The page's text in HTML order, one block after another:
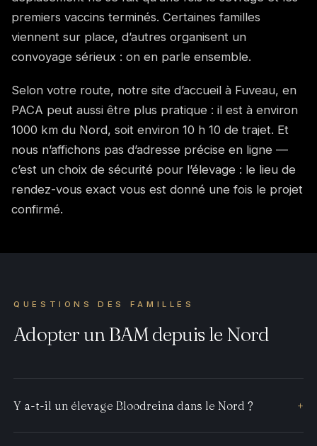
premiers vaccins terminés. Certaines familles
viennent sur place, d’autres organisent un
convoyage sérieux : on en parle ensemble.
Selon votre route, notre site d’accueil à Fuveau, en
PACA peut aussi être plus pratique : il est à environ
1000 km du Nord, soit environ 10 h 10 de trajet. Et
nous n’affichons pas d’adresse précise en ligne —
c’est un choix de sécurité pour l’élevage : le lieu de
rendez-vous exact vous est donné une fois le projet
confirmé.
QUESTIONS DES FAMILLES
Adopter un BAM depuis le Nord
Y a-t-il un élevage Bloodreina dans le Nord ? +